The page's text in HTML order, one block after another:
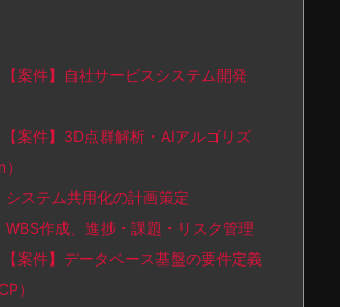
【案件】自社サービスシステム開発
【案件】3D点群解析・AIアルゴリズ
システム共用化の計画策定
WBS作成、進捗・課題・リスク管理
【案件】データベース基盤の要件定義
）